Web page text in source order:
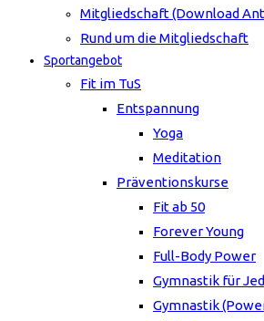
Mitgliedschaft (Download
Rund um die Mitgliedschaft
Sportangebot
Fit im TuS
Entspannung
Yoga
Meditation
Präventionskurse
Fit ab 50
Forever Young
Full-Body Power
Gymnastik für
Gymnastik